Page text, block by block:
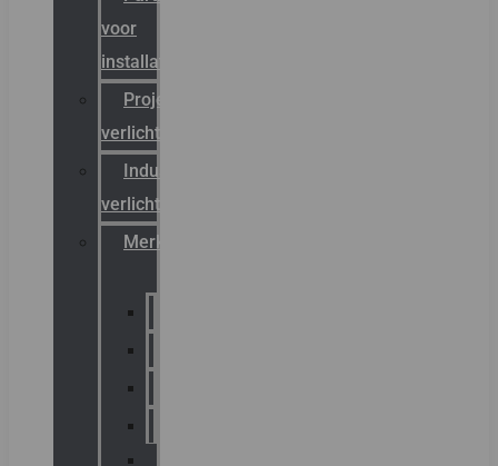
voor
installateurs
Projectreferenties
verlichting
Industriële
verlichting
Merken